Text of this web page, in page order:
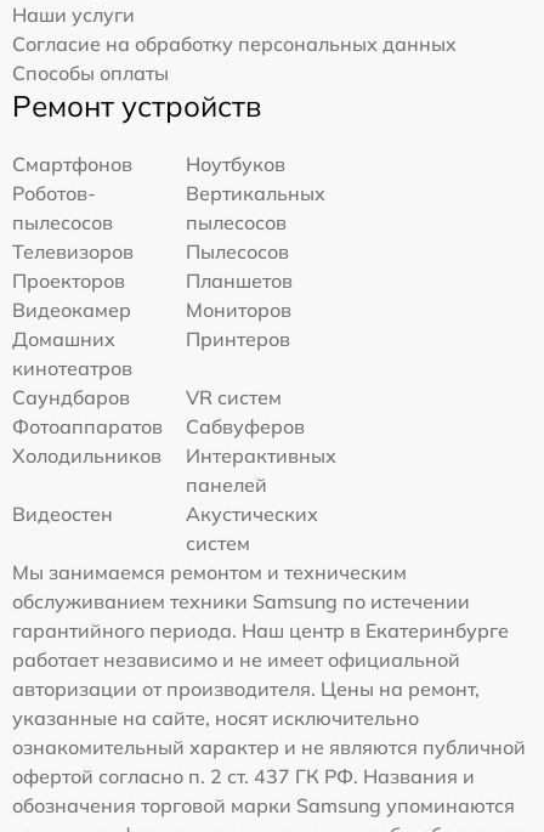
Наши услуги
Согласие на обработку персональных данных
Способы оплаты
Ремонт устройств
Смартфонов
Ноутбуков
Роботов-
пылесосов
Вертикальных
пылесосов
Телевизоров
Пылесосов
Проекторов
Планшетов
Видеокамер
Мониторов
Домашних
кинотеатров
Принтеров
Саундбаров
VR систем
Фотоаппаратов
Сабвуферов
Холодильников
Интерактивных
панелей
Видеостен
Акустических
систем
Мы занимаемся ремонтом и техническим
обслуживанием техники Samsung по истечении
гарантийного периода. Наш центр в Екатеринбурге
работает независимо и не имеет официальной
авторизации от производителя. Цены на ремонт,
указанные на сайте, носят исключительно
ознакомительный характер и не являются публичной
офертой согласно п. 2 ст. 437 ГК РФ. Названия и
обозначения торговой марки Samsung упоминаются